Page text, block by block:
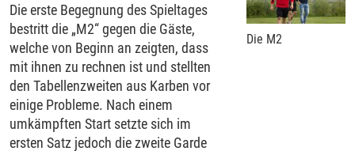
Die erste Begegnung des Spieltages
bestritt die „M2“ gegen die Gäste,
welche von Beginn an zeigten, dass
mit ihnen zu rechnen ist und stellten
den Tabellenzweiten aus Karben vor
einige Probleme. Nach einem
umkämpften Start setzte sich im
ersten Satz jedoch die zweite Garde
Die M2